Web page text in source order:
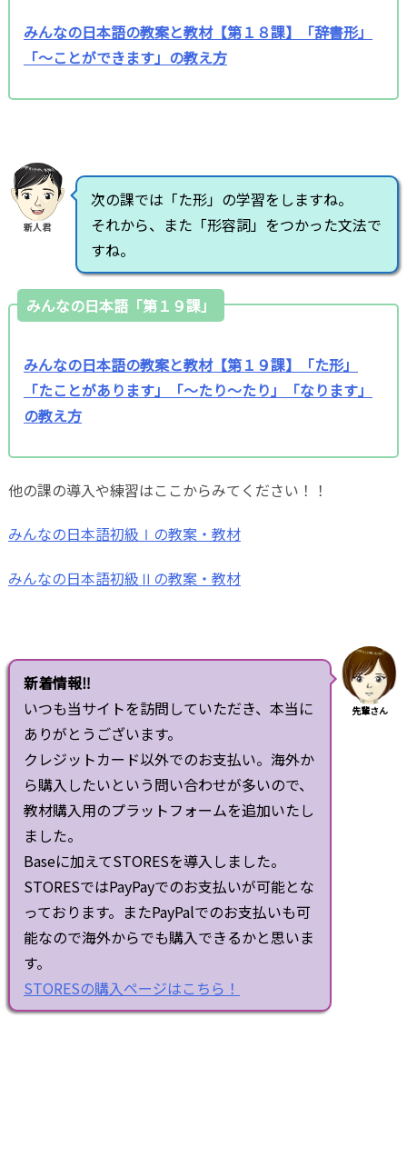
みんなの日本語の教案と教材【第１８課】「辞書形」
「～ことができます」の教え方
新人君
次の課では「た形」の学習をしますね。
それから、また「形容詞」をつかった文法で
すね。
みんなの日本語「第１９課」
みんなの日本語の教案と教材【第１９課】「た形」
「たことがあります」「～たり～たり」「なります」
の教え方
他の課の導入や練習はここからみてください！！
みんなの日本語初級Ⅰの教案・教材
みんなの日本語初級Ⅱの教案・教材
新着情報‼
いつも当サイトを訪問していただき、本当に
ありがとうございます。
クレジットカード以外でのお支払い。海外か
ら購入したいという問い合わせが多いので、
教材購入用のプラットフォームを追加いたし
ました。
Baseに加えてSTORESを導入しました。
STORESではPayPayでのお支払いが可能とな
っております。またPayPalでのお支払いも可
能なので海外からでも購入できるかと思いま
す。
STORESの購入ページはこちら！
先輩さん